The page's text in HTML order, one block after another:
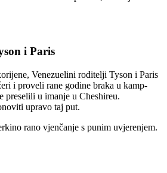
i Paris
Venezuelini roditelji Tyson i Paris
i proveli rane godine braka u kamp-
preselili u imanje u Cheshireu.
upravo taj put.
rano vjenčanje s punim uvjerenjem.